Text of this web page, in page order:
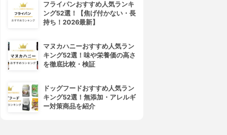
フライパンおすすめ人気ランキ
ング52選！【焦げ付かない・長
持ち！2026最新】
マヌカハニーおすすめ人気ラン
キング52選！味や栄養価の高さ
を徹底比較・検証
ドッグフードおすすめ人気ラン
キング52選！無添加・アレルギ
ー対策商品を紹介